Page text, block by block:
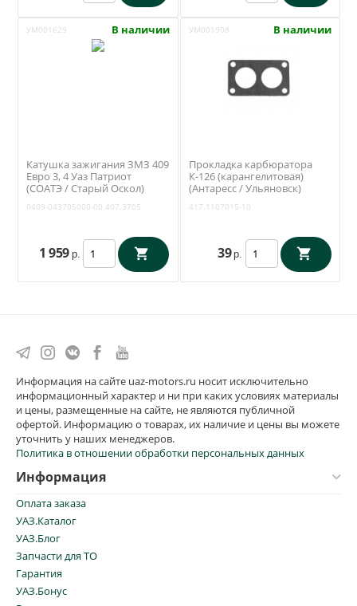
УМ001629 В наличии
Катушка зажигания ЗМЗ 409
Евро 3, 4 Уаз Патриот
(СОАТЭ / Старый Оскол)
0409-043705000-00 407.3705
1 959 р.
УМ001908 В наличии
Прокладка карбюратора
К-126 (карангелитовая)
(Антаресс / Ульяновск)
417.1107015-10
39 р.
Информация на сайте uaz-motors.ru носит исключительно
информационный характер и ни при каких условиях материалы
и цены, размещенные на сайте, не являются публичной
офертой. Информацию о товарах, их наличие и цены вы можете
уточнить у наших менеджеров.
Политика в отношении обработки персональных данных
Информация
Оплата заказа
УАЗ.Каталог
УАЗ.Блог
Запчасти для ТО
Гарантия
УАЗ.Бонус